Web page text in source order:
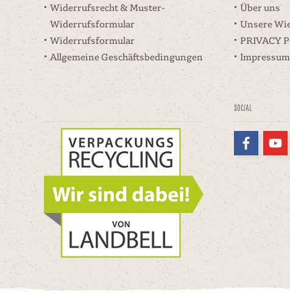
Widerrufsrecht & Muster-
Widerrufsformular
Widerrufsformular
Allgemeine Geschäftsbedingungen
Über uns
Unsere
PRIVACY
Impressum
Social